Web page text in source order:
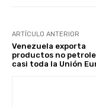
ARTÍCULO ANTERIOR
Venezuela exporta
productos no
casi toda la Unión